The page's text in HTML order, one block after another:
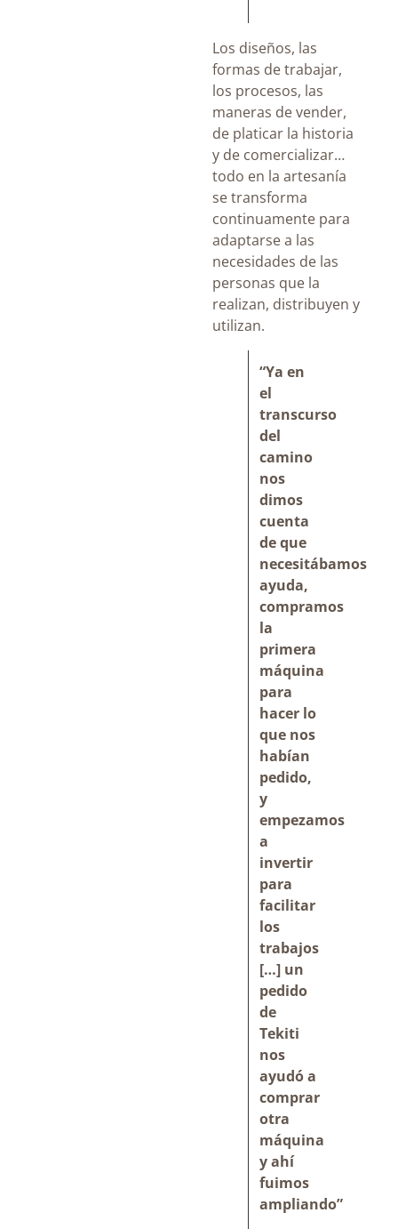
Los diseños, las
formas de trabajar,
los procesos, las
maneras de vender,
de platicar la historia
y de comercializar…
todo en la artesanía
se transforma
continuamente para
adaptarse a las
necesidades de las
personas que la
realizan, distribuyen y
utilizan.
“Ya en
el
transcurso
del
camino
nos
dimos
cuenta
de que
necesitábamos
ayuda,
compramos
la
primera
máquina
para
hacer lo
que nos
habían
pedido,
y
empezamos
a
invertir
para
facilitar
los
trabajos
[…] un
pedido
de
Tekiti
nos
ayudó a
comprar
otra
máquina
y ahí
fuimos
ampliando”